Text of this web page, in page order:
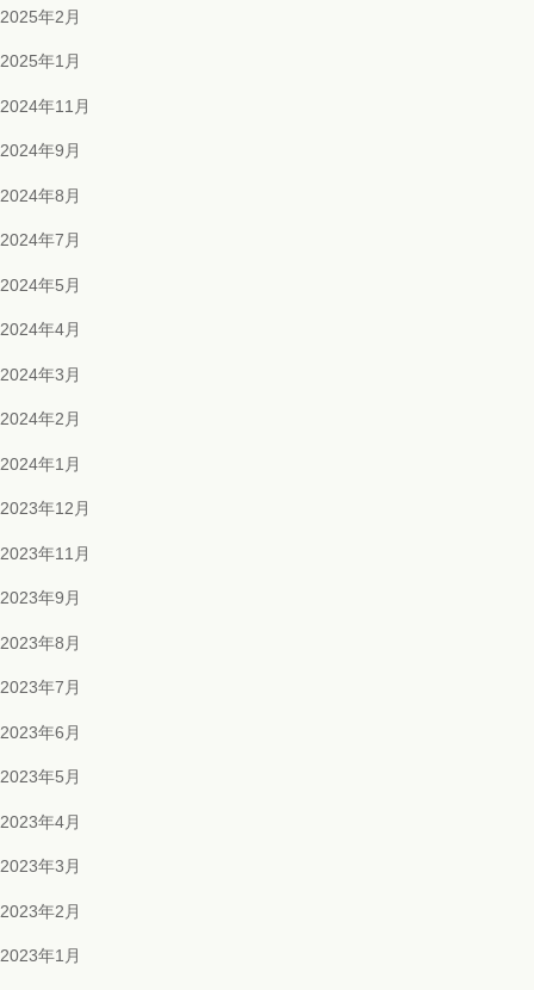
2025年2月
2025年1月
2024年11月
2024年9月
2024年8月
2024年7月
2024年5月
2024年4月
2024年3月
2024年2月
2024年1月
2023年12月
2023年11月
2023年9月
2023年8月
2023年7月
2023年6月
2023年5月
2023年4月
2023年3月
2023年2月
2023年1月